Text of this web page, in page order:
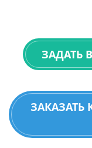
ЗАДАТЬ
ЗАКАЗАТЬ